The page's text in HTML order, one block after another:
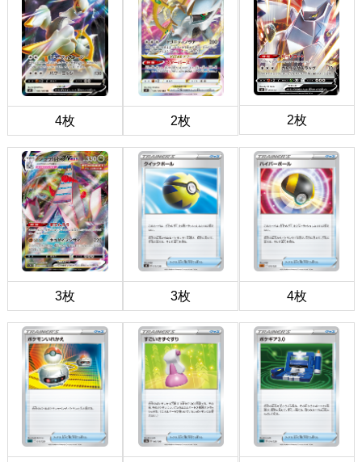
4枚 2枚 2枚
3枚 3枚 4枚